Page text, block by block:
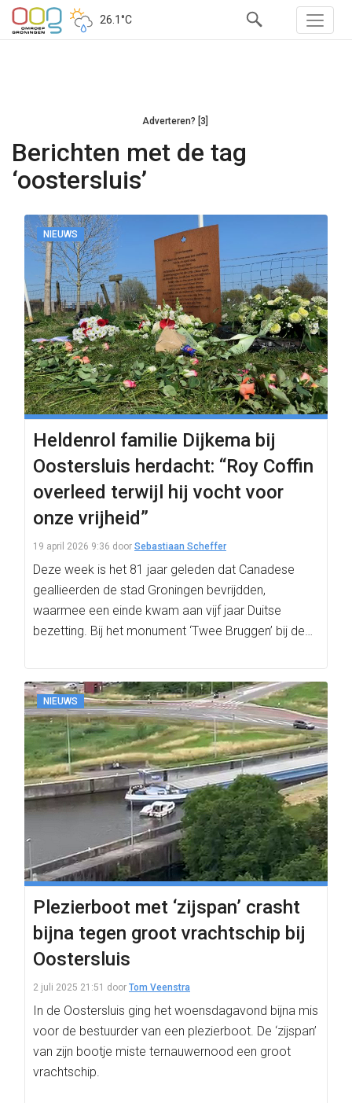
26.1°C
Adverteren? [3]
Berichten met de tag
‘oostersluis’
NIEUWS
Heldenrol familie Dijkema bij
Oostersluis herdacht: “Roy Coffin
overleed terwijl hij vocht voor
onze vrijheid”
19 april 2026 9:36 door Sebastiaan Scheffer
Deze week is het 81 jaar geleden dat Canadese
geallieerden de stad Groningen bevrijdden,
waarmee een einde kwam aan vijf jaar Duitse
bezetting. Bij het monument ‘Twee Bruggen’ bij de…
NIEUWS
Plezierboot met ‘zijspan’ crasht
bijna tegen groot vrachtschip bij
Oostersluis
2 juli 2025 21:51 door Tom Veenstra
In de Oostersluis ging het woensdagavond bijna mis
voor de bestuurder van een plezierboot. De ‘zijspan’
van zijn bootje miste ternauwernood een groot
vrachtschip.